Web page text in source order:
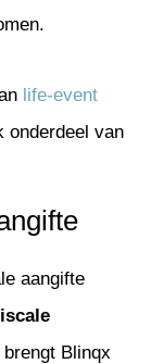
life-event
onderdeel van
aangifte
Blinqx